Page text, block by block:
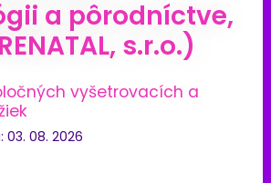
a pôrodníctve,
s.r.o.)
vyšetrovacích a
03. 08. 2026